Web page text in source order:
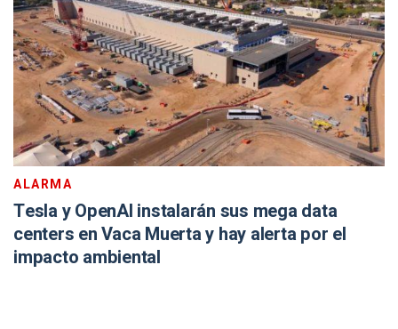
ALARMA
Tesla y OpenAI instalarán sus mega data
centers en Vaca Muerta y hay alerta por el
impacto ambiental